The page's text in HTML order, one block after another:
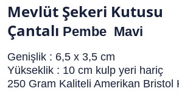
Mevlüt Şekeri Kutusu
Çantalı Pembe Mavi
Genişlik : 6,5 x 3,5 cm
Yükseklik : 10 cm kulp yeri hariç
250 Gram Kaliteli Amerikan Bristol